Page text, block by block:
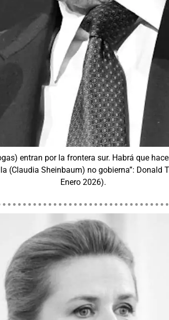
entran por la frontera sur. Habrá que
(Claudia Sheinbaum) no gobierna”: Donald
Enero 2026).